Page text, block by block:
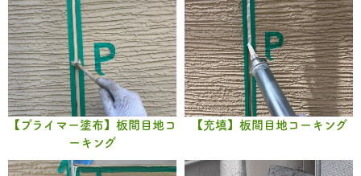
【プライマー塗布】板間目地コ
ーキング
【充填】板間目地コーキング